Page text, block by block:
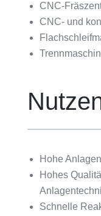
CNC-
CNC- und
Hohe
Hohes
Schnelle